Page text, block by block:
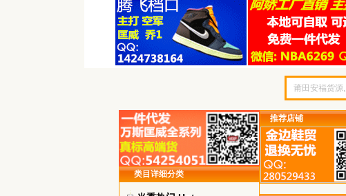
类目详细分类
推荐店铺